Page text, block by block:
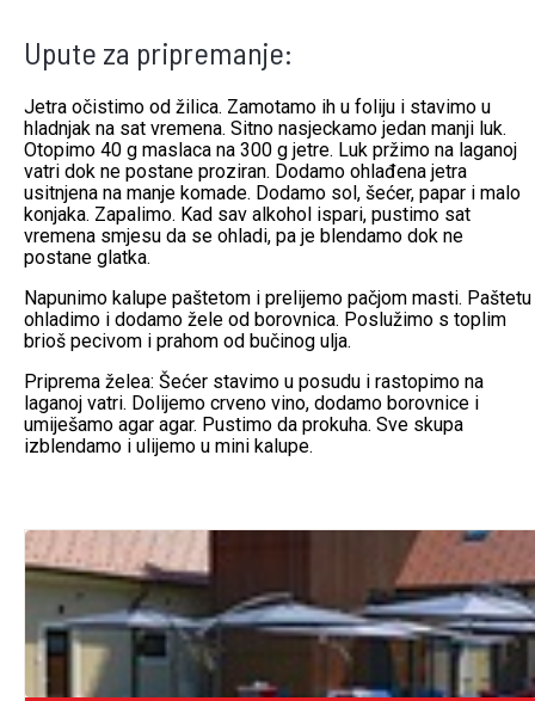
Upute za pripremanje:
Jetra očistimo od žilica. Zamotamo ih u foliju i stavimo u
hladnjak na sat vremena. Sitno nasjeckamo jedan manji luk.
Otopimo 40 g maslaca na 300 g jetre. Luk pržimo na laganoj
vatri dok ne postane proziran. Dodamo ohlađena jetra
usitnjena na manje komade. Dodamo sol, šećer, papar i malo
konjaka. Zapalimo. Kad sav alkohol ispari, pustimo sat
vremena smjesu da se ohladi, pa je blendamo dok ne
postane glatka.
Napunimo kalupe paštetom i prelijemo pačjom masti. Paštetu
ohladimo i dodamo žele od borovnica. Poslužimo s toplim
brioš pecivom i prahom od bučinog ulja.
Priprema želea: Šećer stavimo u posudu i rastopimo na
laganoj vatri. Dolijemo crveno vino, dodamo borovnice i
umiješamo agar agar. Pustimo da prokuha. Sve skupa
izblendamo i ulijemo u mini kalupe.